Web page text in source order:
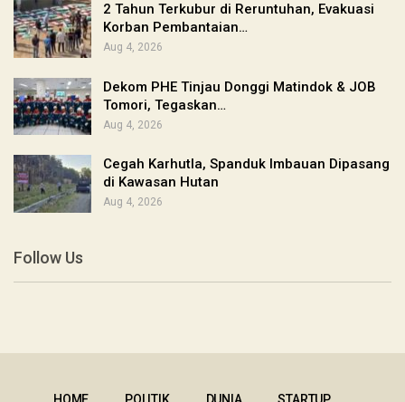
2 Tahun Terkubur di Reruntuhan, Evakuasi
Korban Pembantaian…
Aug 4, 2026
Dekom PHE Tinjau Donggi Matindok & JOB
Tomori, Tegaskan…
Aug 4, 2026
Cegah Karhutla, Spanduk Imbauan Dipasang
di Kawasan Hutan
Aug 4, 2026
Follow Us
HOME POLITIK DUNIA STARTUP